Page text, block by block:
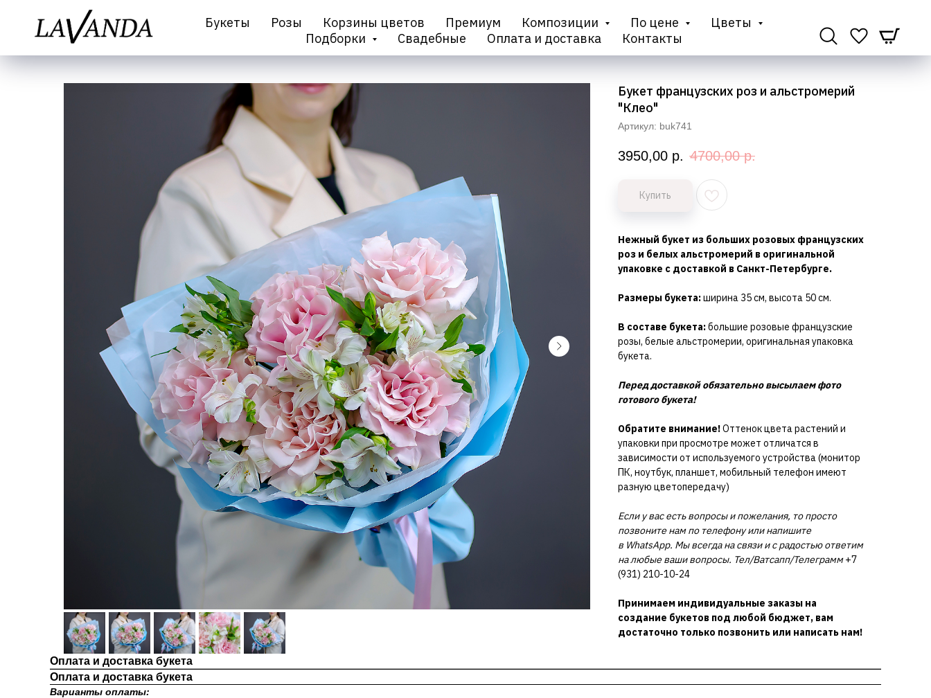
Букеты Розы Корзины цветов Премиум Композиции По цене
Цветы
Подборки
Свадебные Оплата и доставка Контакты
Букет французских роз и альстромерий
"Клео"
Артикул: buk741
3950,00 р. 4700,00 р.
Купить
Нежный букет из больших розовых французских
роз и белых альстромерий в оригинальной
упаковке с доставкой в Санкт-Петербурге.
Размеры букета:ширина 35 см, высота 50 см.
В составе букета:большие розовые французские
розы, белые альстромерии, оригинальная упаковка
букета.
Перед доставкой обязательно высылаем фото
готового букета!
Обратите внимание!Оттенок цвета растений и
упаковки при просмотре может отличатся в
зависимости от используемого устройства (монитор
ПК, ноутбук, планшет, мобильный телефон имеют
разную цветопередачу)
Если у вас есть вопросы и пожелания, то просто
позвоните нам по телефону или напишите
в WhatsApp. Мы всегда на связи и с радостью ответим
на любые ваши вопросы. Тел/Ватсапп/Телеграмм+7
(931) 210-10-24
Принимаем индивидуальные заказы на
создание букетов под любой бюджет, вам
достаточно только позвонить или написать нам!
Оплата и доставка букета
Оплата и доставка букета
Варианты оплаты: